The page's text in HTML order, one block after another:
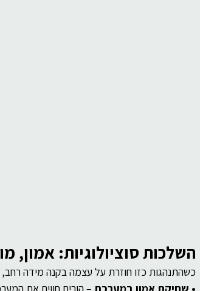
השלכות סוציולוגיות: אמון,
כשהתנהגות כזו חוזרת על עצמה בקנה מידה רחב,
• שחיקת אמון במערכת – הורים חווים את